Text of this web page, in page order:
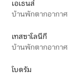
เอเธนส์
บ้านพักตากอากาศ
เทสซาโลนีกี
บ้านพักตากอากาศ
โบดรัม